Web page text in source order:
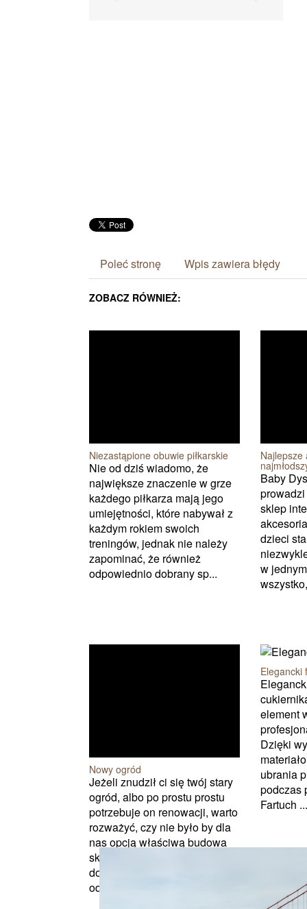
Poleć stronę Wpis zawiera błędy
ZOBACZ RÓWNIEŻ:
Niezastąpione obuwie piłkarskie
Nie od dziś wiadomo, że
największe znaczenie w grze
każdego piłkarza mają jego
umiejętności, które nabywał z
każdym rokiem swoich
treningów, jednak nie należy
zapominać, że również
odpowiednio dobrany sp...
Najlepsze
Baby
sklep
dzieci
w
Nowy ogród
Jeżeli znudził ci się twój stary
ogród, albo po prostu prostu
potrzebuje on renowacji, warto
rozważyć, czy nie było by dla
nas opcją właściwą budowa
skalniaka nowy targ. To
doskonała opcja żeby
odświeżyć...
Elegancki
element
Dzięki
ubrania
podczas
Fartuch ...